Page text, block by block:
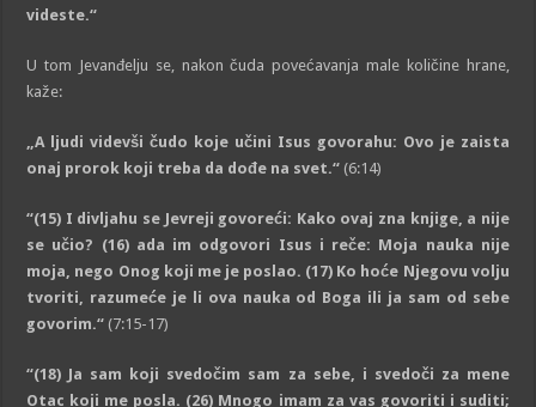
videste.“
U tom Jevanđelju se, nakon čuda povećavanja male količine hrane,
kaže:
„A ljudi videvši čudo koje učini Isus govorahu: Ovo je zaista
onaj prorok koji treba da dođe na svet.“ (6:14)
“(15) I divljahu se Jevreji govoreći: Kako ovaj zna knjige, a nije
se učio? (16) ada im odgovori Isus i reče: Moja nauka nije
moja, nego Onog koji me je poslao. (17) Ko hoće Njegovu volju
tvoriti, razumeće je li ova nauka od Boga ili ja sam od sebe
govorim.“ (7:15-17)
“(18) Ja sam koji svedočim sam za sebe, i svedoči za mene
Otac koji me posla. (26) Mnogo imam za vas govoriti i suditi;